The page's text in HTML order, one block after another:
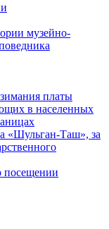
музейно-
платы
в населенных
«Шульган-Таш», за
посещении